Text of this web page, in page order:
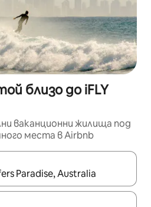
близо до iFLY
ваканционни жилища под
места в Airbnb
покажат, използвайте